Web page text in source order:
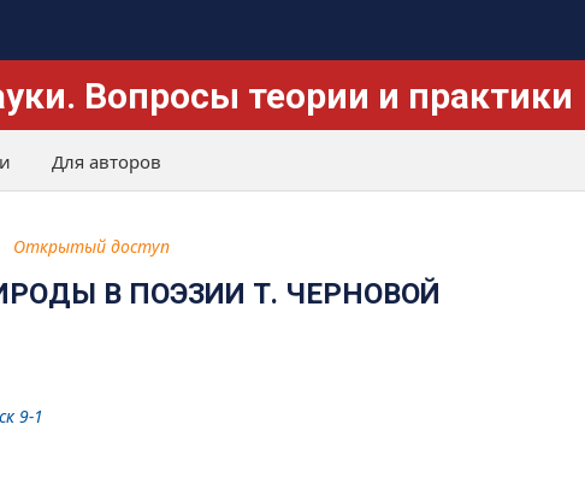
Вопросы теории и практики
Для авторов
Открытый доступ
В ПОЭЗИИ Т. ЧЕРНОВОЙ
9-1